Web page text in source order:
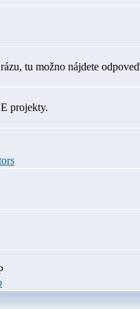
tu možno nájdete odpoveď
projekty.